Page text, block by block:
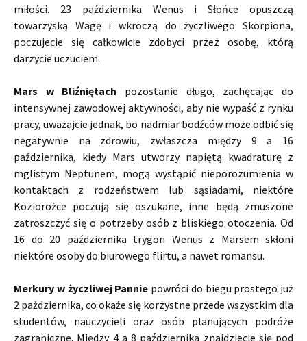
miłości. 23 października Wenus i Słońce opuszczą
towarzyską Wagę i wkroczą do życzliwego Skorpiona,
poczujecie się całkowicie zdobyci przez osobę, którą
darzycie uczuciem.
Mars w Bliźniętach pozostanie długo, zachęcając do
intensywnej zawodowej aktywności, aby nie wypaść z rynku
pracy, uważajcie jednak, bo nadmiar bodźców może odbić się
negatywnie na zdrowiu, zwłaszcza między 9 a 16
października, kiedy Mars utworzy napiętą kwadraturę z
mglistym Neptunem, mogą wystąpić nieporozumienia w
kontaktach z rodzeństwem lub sąsiadami, niektóre
Koziorożce poczują się oszukane, inne będą zmuszone
zatroszczyć się o potrzeby osób z bliskiego otoczenia. Od
16 do 20 października trygon Wenus z Marsem skłoni
niektóre osoby do biurowego flirtu, a nawet romansu.
Merkury w życzliwej Pannie powróci do biegu prostego już
2 października, co okaże się korzystne przede wszystkim dla
studentów, nauczycieli oraz osób planujących podróże
zagraniczne. Między 4 a 8 października znajdziecie się pod